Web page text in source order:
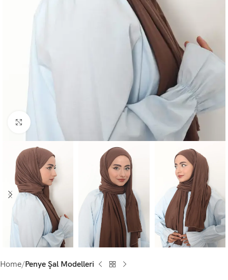
Click to enlarge
Home Penye Şal Modelleri